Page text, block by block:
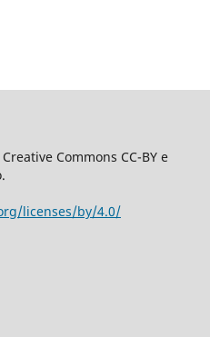
Commons CC-BY e
licenses/by/4.0/